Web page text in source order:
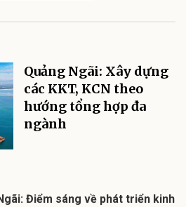
Quảng Ngãi: Xây dựng
các KKT, KCN theo
hướng tổng hợp đa
ngành
Điểm sáng về phát triển kinh